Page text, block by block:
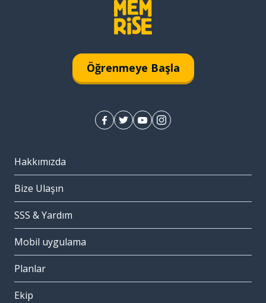
Öğrenmeye Başla
Hakkımızda
Bize Ulaşın
SSS & Yardım
Mobil uygulama
Planlar
Ekip